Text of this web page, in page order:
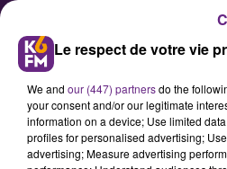
Le respect de votre vie
We and our (447) partnersdo the
your consent and/or our legitimate
information on a device; Use limited
profiles for personalised advertising;
advertising; Measure advertising